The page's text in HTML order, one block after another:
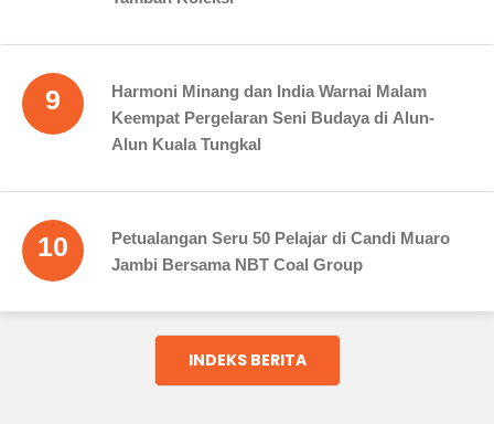
9
Harmoni Minang dan India Warnai Malam
Keempat Pergelaran Seni Budaya di Alun-
Alun Kuala Tungkal
10
Petualangan Seru 50 Pelajar di Candi Muaro
Jambi Bersama NBT Coal Group
INDEKS BERITA